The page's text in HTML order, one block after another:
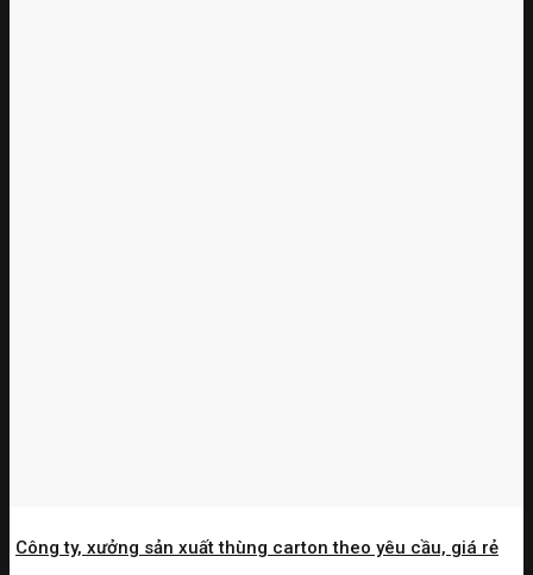
Công ty, xưởng sản xuất thùng carton theo yêu cầu, giá rẻ